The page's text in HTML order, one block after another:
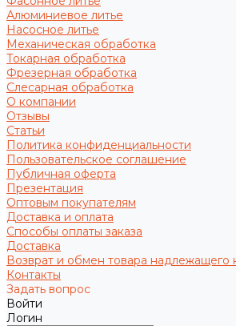
Алюминиевое литье
Насосное литье
Механическая обработка
Токарная обработка
Фрезерная обработка
Слесарная обработка
О компании
Отзывы
Статьи
Политика конфиденциальности
Пользовательское соглашение
Публичная оферта
Презентация
Оптовым покупателям
Доставка и оплата
Способы оплаты заказа
Доставка
Возврат и обмен товара надлежащего
Контакты
Задать вопрос
Войти
Логин